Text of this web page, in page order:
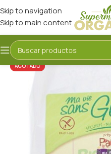
Skip to navigation
Skip to main content
AGOTADO